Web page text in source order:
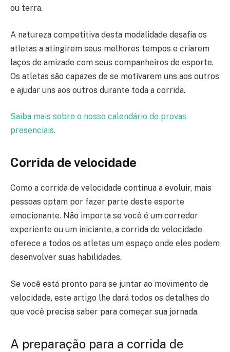
ou terra.
A natureza competitiva desta modalidade desafia os
atletas a atingirem seus melhores tempos e criarem
laços de amizade com seus companheiros de esporte.
Os atletas são capazes de se motivarem uns aos outros
e ajudar uns aos outros durante toda a corrida.
Saiba mais sobre o nosso calendário de provas
presenciais.
Corrida de velocidade
Como a corrida de velocidade continua a evoluir, mais
pessoas optam por fazer parte deste esporte
emocionante. Não importa se você é um corredor
experiente ou um iniciante, a corrida de velocidade
oferece a todos os atletas um espaço onde eles podem
desenvolver suas habilidades.
Se você está pronto para se juntar ao movimento de
velocidade, este artigo lhe dará todos os detalhes do
que você precisa saber para começar sua jornada.
A preparação para a corrida de